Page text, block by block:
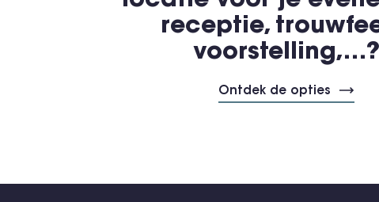
receptie,
voorstelling,…?
Ontdek de opties